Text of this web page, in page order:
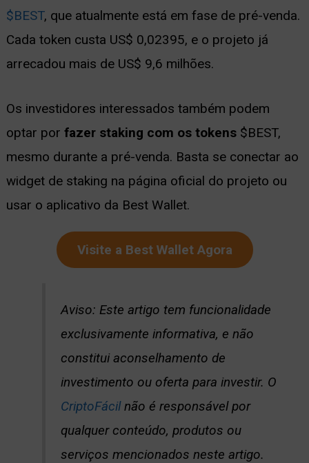
$BEST, que atualmente está em fase de pré-venda.
Cada token custa US$ 0,02395, e o projeto já
arrecadou mais de US$ 9,6 milhões.
Os investidores interessados também podem
optar por fazer staking com os tokens$BEST,
mesmo durante a pré-venda. Basta se conectar ao
widget de staking na página oficial do projeto ou
usar o aplicativo da Best Wallet.
Visite a Best Wallet Agora
Aviso: Este artigo tem funcionalidade
exclusivamente informativa, e não
constitui aconselhamento de
investimento ou oferta para investir. O
CriptoFácilnão é responsável por
qualquer conteúdo, produtos ou
serviços mencionados neste artigo.